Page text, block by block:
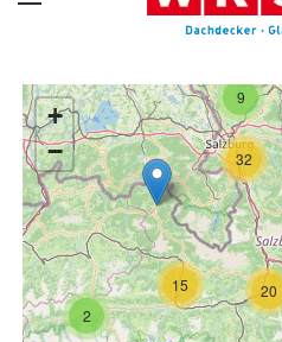
9
15
2
32
20
+
−